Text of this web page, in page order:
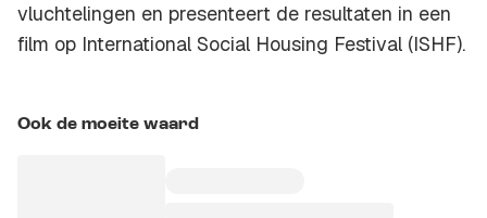
vluchtelingen en presenteert de resultaten in een
film op International Social Housing Festival (ISHF).
Ook de moeite waard